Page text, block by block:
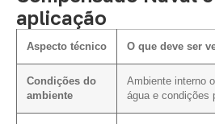
aplicação
Aspecto técnico O que deve ser
Condições do
ambiente
Ambiente interno
água e condições